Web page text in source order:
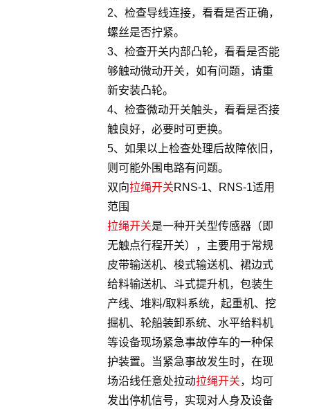
2、检查导线连接，看看是否正确，
螺丝是否拧紧。
3、检查开关内部凸轮，看看是否能
够触动微动开关，如有问题，请重
新安装凸轮。
4、检查微动开关触头，看看是否接
触良好，必要时可更换。
5、如果以上检查处理后故障依旧，
则可能外围电路有问题。
双向拉绳开关RNS-1、RNS-1适用
范围
拉绳开关是一种开关型传感器（即
无触点行程开关），主要用于常规
皮带输送机、梭式输送机、裙边式
给料输送机、斗式提升机，包装生
产线、堆料/取料系统，起重机、挖
掘机、轮船装卸系统、水平给料机
等设备现场紧急事故停车的一种保
护装置。当紧急事故发生时，在现
场沿线任意处拉动拉绳开关，均可
发出停机信号，实现对人身及设备